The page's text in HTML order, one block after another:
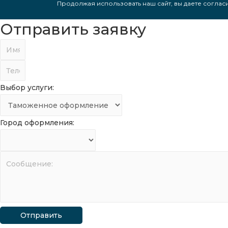
Продолжая использовать наш сайт, вы даете
Отправить заявку
Выбор услуги:
Город оформления:
Отправить